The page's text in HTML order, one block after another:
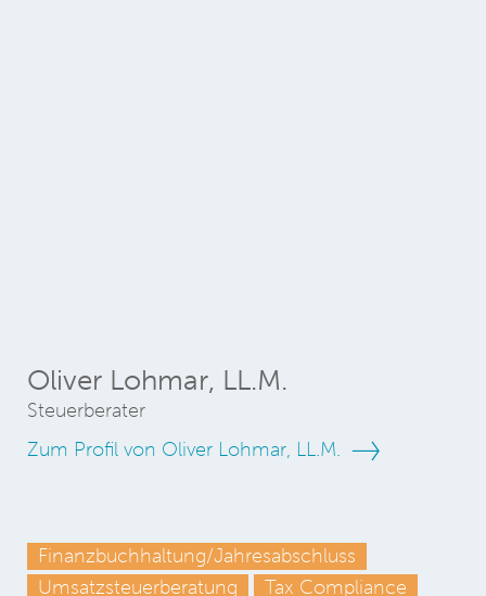
Oliver Lohmar, LL.M.
Steuerberater
Zum Profil von Oliver Lohmar, LL.M.
Finanzbuchhaltung/Jahresabschluss
Umsatzsteuerberatung
Tax Compliance